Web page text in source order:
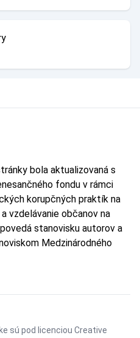
bola aktualizovaná s
fondu v rámci
korupčných praktík na
vzdelávanie občanov na
stanovisku autorov a
Medzinárodného
sú pod licenciou Creative